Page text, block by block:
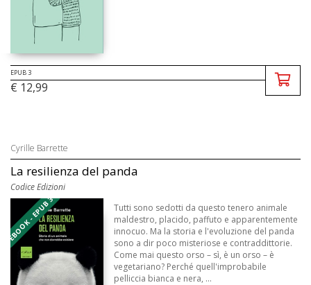
EPUB 3
€ 12,99
Cyrille Barrette
La resilienza del panda
Codice Edizioni
EBOOK - EPUB 3
Tutti sono sedotti da questo tenero animale
maldestro, placido, paffuto e apparentemente
innocuo. Ma la storia e l'evoluzione del panda
sono a dir poco misteriose e contraddittorie.
Come mai questo orso – sì, è un orso – è
vegetariano? Perché quell'improbabile
pelliccia bianca e nera, ...